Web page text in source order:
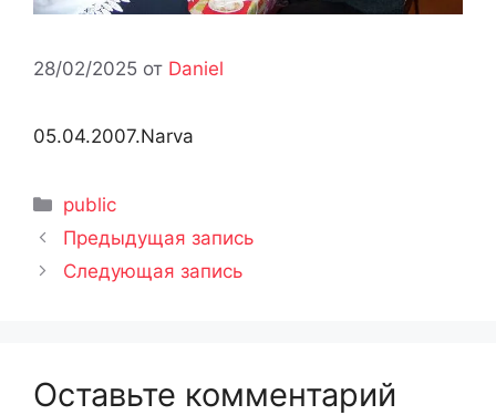
28/02/2025 от Daniel
05.04.2007.Narva
Рубрики
public
Предыдущая запись
Следующая запись
Оставьте комментарий